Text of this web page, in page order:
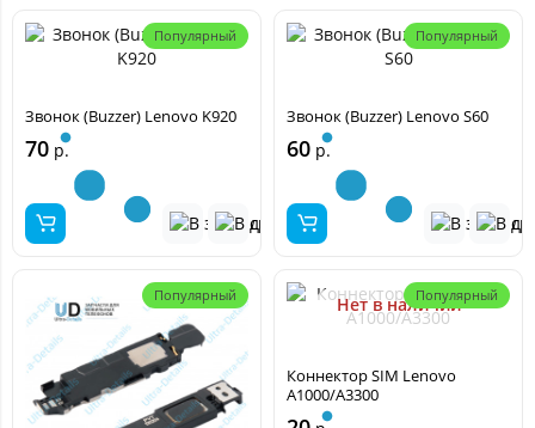
Популярный
Звонок (Buzzer) Lenovo K920
70 р.
Популярный
Звонок (Buzzer) Lenovo S60
60 р.
Популярный Популярный
Нет в наличии
Коннектор SIM Lenovo
A1000/A3300